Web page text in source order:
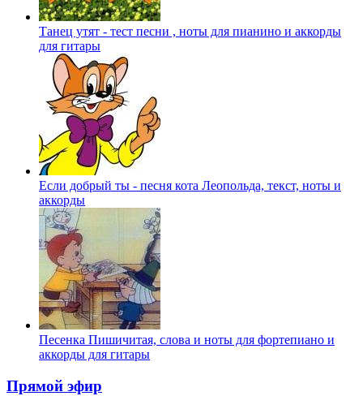
Танец утят - тест песни , ноты для пианино и аккорды
для гитары
Если добрый ты - песня кота Леопольда, текст, ноты и
аккорды
Песенка Пишичитая, слова и ноты для фортепиано и
аккорды для гитары
Прямой эфир